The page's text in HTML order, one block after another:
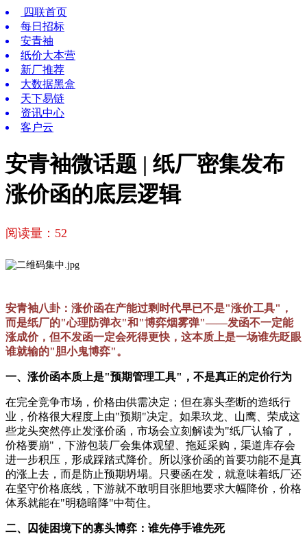
四联首页
每日招标
安青袖
纸价大本营
新厂推荐
大数据黑盒
天下易链
资讯中心
客户云
安青袖微话题 | 纸厂密集发布
涨价函的底层逻辑
阅读量： 52
安青袖八卦：涨价函在产能过剩时代早已不是"涨价工具"，
而是纸厂的"心理防弹衣"和"博弈烟雾弹"——发函不一定能
涨成价，但不发函一定会死得更快，这本质上是一场谁先眨眼
谁就输的"胆小鬼博弈"。
一、涨价函本质上是"预期管理工具"，不是真正的定价行为
在完全竞争市场，价格由供需决定；但在寡头垄断的造纸行
业，价格很大程度上由"预期"决定。如果玖龙、山鹰、荣成这
些龙头突然停止发涨价函，市场会立刻解读为"纸厂认输了，
价格要崩"，下游包装厂会集体观望、拖延采购，渠道库存会
进一步积压，形成踩踏式降价。所以涨价函的首要功能不是真
的涨上去，而是防止预期坍塌。只要函在发，就意味着纸厂还
在坚守价格底线，下游就不敢明目张胆地要求大幅降价，价格
体系就能在"明稳暗降"中苟住。
二、囚徒困境下的寡头博弈：谁先停手谁先死